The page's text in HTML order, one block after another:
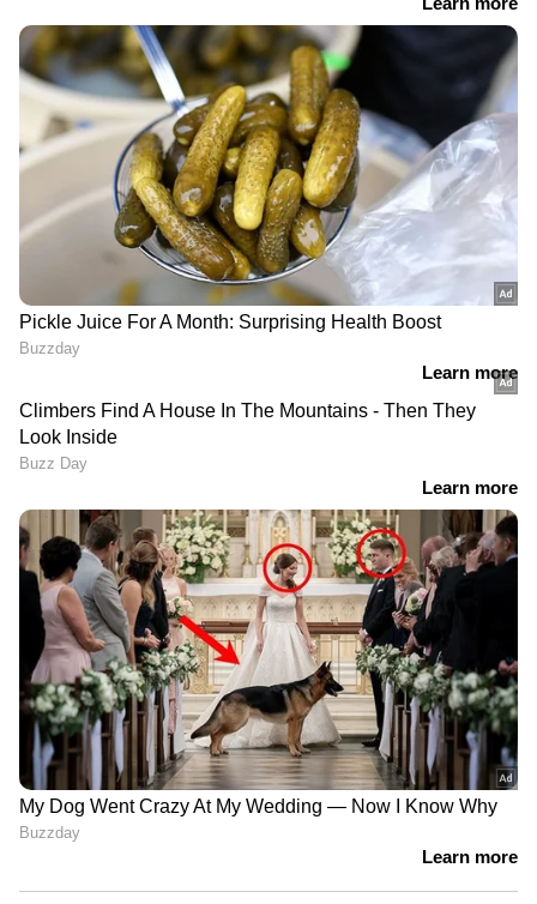
മറുപടിയുമായി കെ കെ
രാഗേഷ്
LATEST VIDEOS
തൃശൂരിൽ യുവമോർച്ച പ്രതിഷേധം
പ്രതിപക്ഷ വികാരം അമിത് ഷായെ
അറിയിക്കണം; നിർദേശം നൽകി
രാജ്യസഭ അധ്യക്ഷൻ | Amit shah |
Rajyasabha